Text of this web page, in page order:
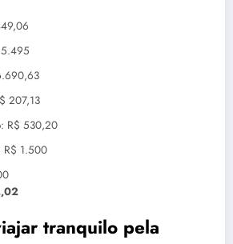
207,13
R$ 530,20
R$ 1.500
tranquilo pela